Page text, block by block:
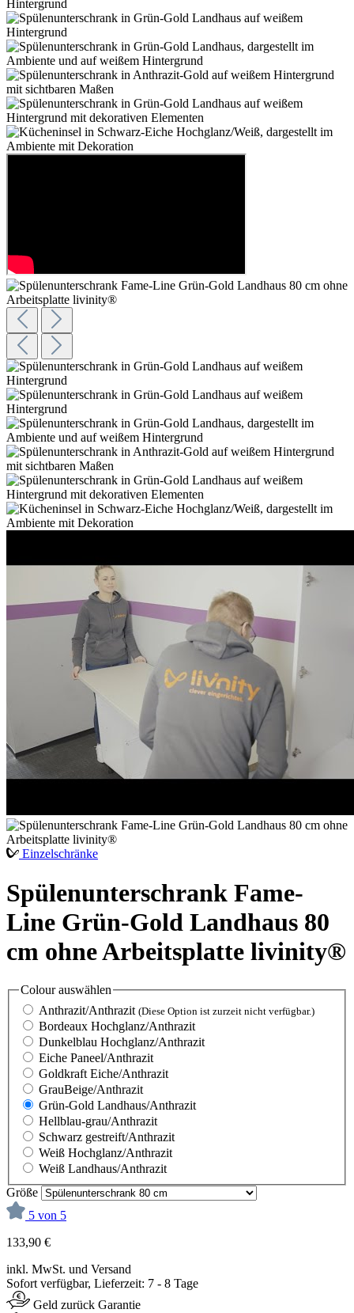
Einzelschränke
Spülenunterschrank Fame-
Line Grün-Gold Landhaus 80
cm ohne Arbeitsplatte livinity®
Colourauswählen
Anthrazit/Anthrazit (Diese Option ist zurzeit nicht verfügbar.)
Bordeaux Hochglanz/Anthrazit
Dunkelblau Hochglanz/Anthrazit
Eiche Paneel/Anthrazit
Goldkraft Eiche/Anthrazit
GrauBeige/Anthrazit
Grün-Gold Landhaus/Anthrazit
Hellblau-grau/Anthrazit
Schwarz gestreift/Anthrazit
Weiß Hochglanz/Anthrazit
Weiß Landhaus/Anthrazit
Größe
5 von 5
133,90 €
inkl. MwSt. und Versand
Sofort verfügbar, Lieferzeit: 7 - 8 Tage
Geld zurück Garantie